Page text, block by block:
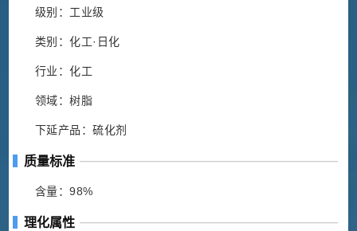
级别：工业级
类别：化工·日化
行业：化工
领域：树脂
下延产品：硫化剂
质量标准
含量：98%
理化属性